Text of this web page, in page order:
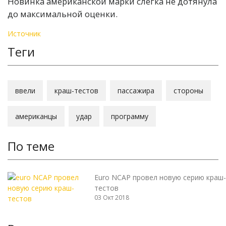
до максимальной оценки.
Источник
Теги
ввели краш-тестов пассажира стороны
американцы удар программу
По теме
Euro NCAP провел новую серию краш-
тестов
03 Окт 2018